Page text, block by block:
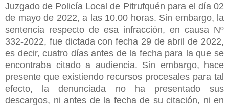
Juzgado de Policía Local de Pitrufquén para el día 02
de mayo de 2022, a las 10.00 horas. Sin embargo, la
sentencia respecto de esa infracción, en causa Nº
332-2022, fue dictada con fecha 29 de abril de 2022,
es decir, cuatro días antes de la fecha para la que se
encontraba citado a audiencia. Sin embargo, hace
presente que existiendo recursos procesales para tal
efecto, la denunciada no ha presentado sus
descargos, ni antes de la fecha de su citación, ni en